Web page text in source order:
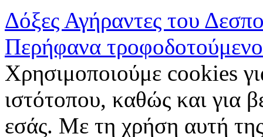
Δόξες Αγήραντες του
Περήφανα
Χρησιμοποιούμε cookies
ιστότοπου, καθώς και για
εσάς. Με τη χρήση αυτή